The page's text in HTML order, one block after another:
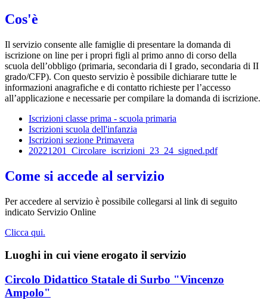
Cos'è
Il servizio consente alle famiglie di presentare la domanda di
iscrizione on line per i propri figli al primo anno di corso della
scuola dell’obbligo (primaria, secondaria di I grado, secondaria di II
grado/CFP). Con questo servizio è possibile dichiarare tutte le
informazioni anagrafiche e di contatto richieste per l’accesso
all’applicazione e necessarie per compilare la domanda di iscrizione.
Iscrizioni classe prima - scuola primaria
Iscrizioni scuola dell'infanzia
Iscrizioni sezione Primavera
20221201_Circolare_iscrizioni_23_24_signed.pdf
Come si accede al servizio
Per accedere al servizio è possibile collegarsi al link di seguito
indicato Servizio Online
Clicca qui.
Luoghi in cui viene erogato il servizio
Circolo Didattico Statale di Surbo "Vincenzo
Ampolo"